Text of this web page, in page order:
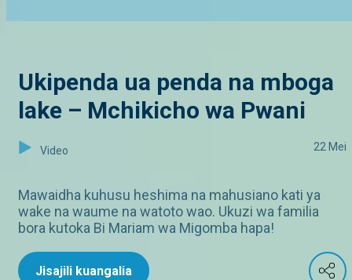
Ukipenda ua penda na mboga
lake – Mchikicho wa Pwani
Video 22 Mei
Mawaidha kuhusu heshima na mahusiano kati ya
wake na waume na watoto wao. Ukuzi wa familia
bora kutoka Bi Mariam wa Migomba hapa!
Jisajili kuangalia